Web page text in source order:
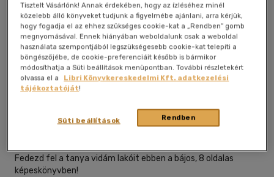
Kívánságlistához adom
magyar nyelvű|keménytábla
Fedezd fel a tanya vidám lakóit ebben a bájos, 8 oldalas
képeskönyvben!
Tisztelt Vásárlónk! Annak érdekében, hogy az ízléséhez minél
közelebb álló könyveket tudjunk a figyelmébe ajánlani, arra kérjük,
hogy fogadja el az ehhez szükséges cookie-kat a „Rendben” gomb
megnyomásával. Ennek hiányában weboldalunk csak a weboldal
használata szempontjából legszükségesebb cookie-kat telepíti a
böngészőjébe, de cookie-preferenciáit később is bármikor
módosíthatja a Süti beállítások menüpontban. További részletekért
olvassa el a
Libri Könyvkereskedelmi Kft. adatkezelési
tájékoztatóját!
Rendben
Süti beállítások